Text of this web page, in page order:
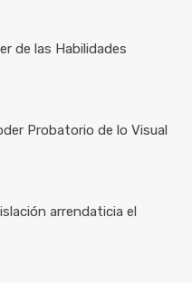
de las Habilidades
Probatorio de lo Visual
arrendaticia el